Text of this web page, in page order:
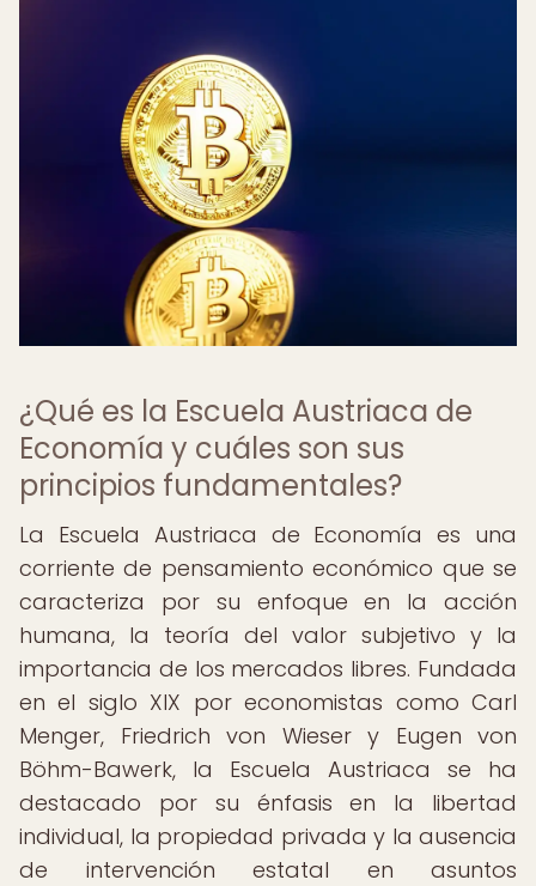
¿Qué es la Escuela Austriaca de
Economía y cuáles son sus
principios fundamentales?
La Escuela Austriaca de Economía es una
corriente de pensamiento económico que se
caracteriza por su enfoque en la acción
humana, la teoría del valor subjetivo y la
importancia de los mercados libres. Fundada
en el siglo XIX por economistas como Carl
Menger, Friedrich von Wieser y Eugen von
Böhm-Bawerk, la Escuela Austriaca se ha
destacado por su énfasis en la libertad
individual, la propiedad privada y la ausencia
de intervención estatal en asuntos